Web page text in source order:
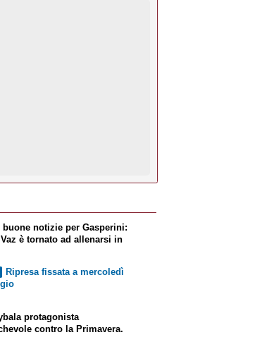
buone notizie per Gasperini:
è tornato ad allenarsi in
Ripresa fissata a mercoledì
protagonista
contro la Primavera.